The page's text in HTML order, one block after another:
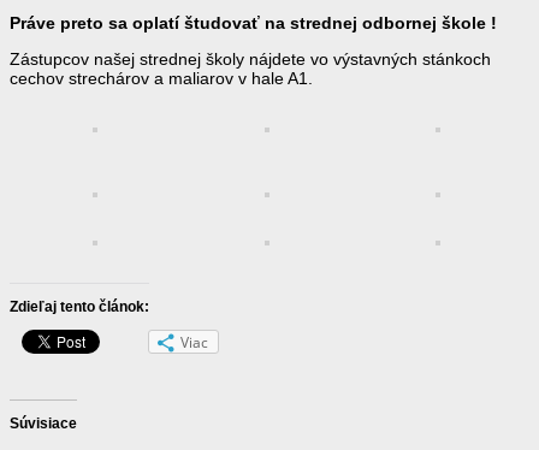
Práve preto sa oplatí študovať na strednej odbornej škole !
Zástupcov našej strednej školy nájdete vo výstavných stánkoch
cechov strechárov a maliarov v hale A1.
Zdieľaj tento článok:
Viac
Súvisiace